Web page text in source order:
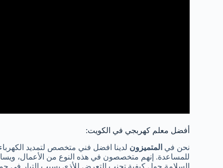
أفضل معلم كهربجي في الكويت:
نحن في المتميزون لدينا افضل فني متخصص لتمديد
للمساعدة. إنهم متخصصون في هذه النوع من الأعمال،